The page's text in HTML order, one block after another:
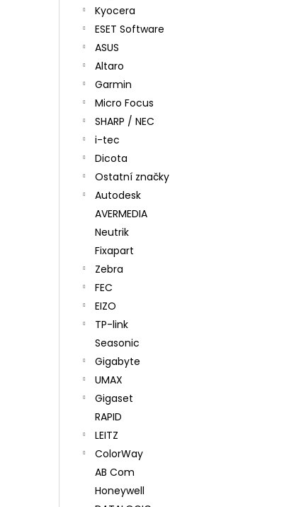
Kyocera
ESET Software
ASUS
Altaro
Garmin
Micro Focus
SHARP / NEC
i-tec
Dicota
Ostatní značky
Autodesk
AVERMEDIA
Neutrik
Fixapart
Zebra
FEC
EIZO
TP-link
Seasonic
Gigabyte
UMAX
Gigaset
RAPID
LEITZ
ColorWay
AB Com
Honeywell